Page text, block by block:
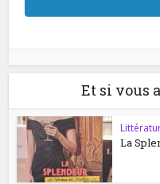
Et si vous
La